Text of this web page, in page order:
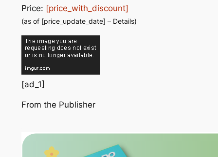
Price: [price_with_discount]
(as of [price_update_date] – Details)
[ad_1]
From the Publisher